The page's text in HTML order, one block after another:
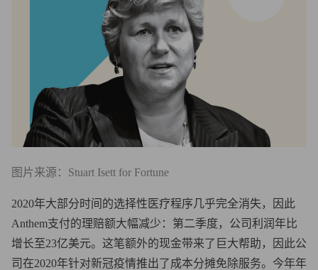
图片来源：Stuart Isett for Fortune
2020年大部分时间的选择性医疗程序几乎完全消失，因此
Anthem支付的理赔额大幅减少：第二季度，公司利润年比
增长至23亿美元。这笔额外的现金带来了巨大帮助，因此公
司在2020年针对新冠疫情推出了成本分摊免除服务。今年年